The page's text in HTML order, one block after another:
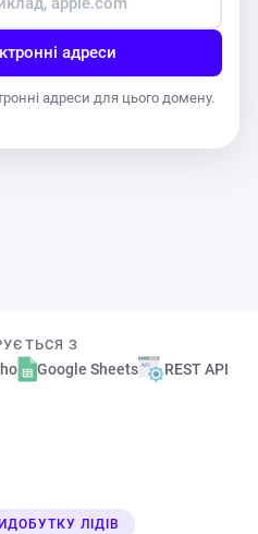
адреси
адреси для цього домену.
З
Google Sheets REST API
ЛІДІВ